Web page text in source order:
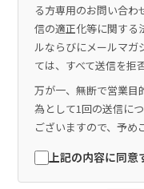
る方専用のお問い合わ
信の適正化等に関する
ルならびにメールマガ
ては、すべて送信を拒
万が一、無断で営業目
為として1回の送信に
ございますので、予め
上記の内容に同意